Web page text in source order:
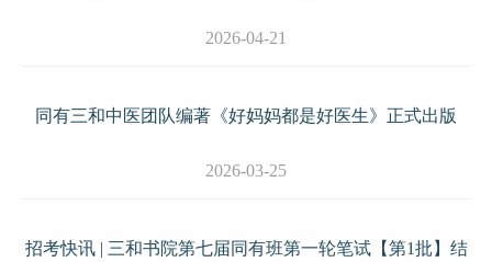
2026-04-21
同有三和中医团队编著《好妈妈都是好医生》正式出版
2026-03-25
招考快讯 | 三和书院第七届同有班第一轮笔试【第1批】结